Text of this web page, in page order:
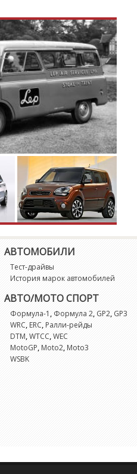
АВТОМОБИЛИ
Тест-драйвы
История марок автомобилей
АВТО/МОТО СПОРТ
Формула-1 , Формула 2, GP2, GP3
WRC,ERC,Ралли-рейды
DTM,WTCC,WEC
MotoGP,Moto2,Moto3
WSBK